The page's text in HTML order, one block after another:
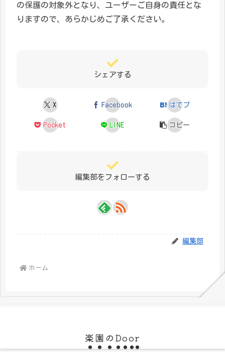
の保護の対象外となり、ユーザーご自身の責任とな
りますので、あらかじめご了承ください。
シェアする
X Facebook はてブ
Pocket LINE コピー
編集部をフォローする
編集部
ホーム
楽園のDoor